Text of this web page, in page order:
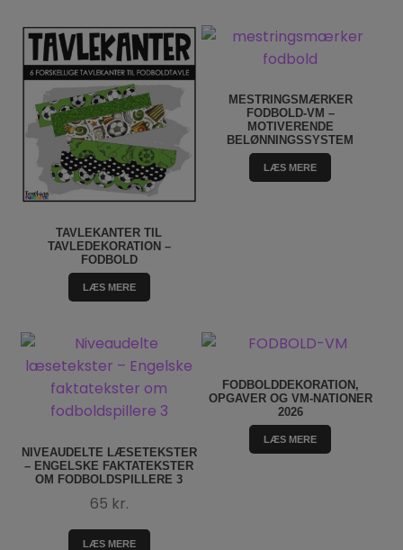
TAVLEKANTER TIL
TAVLEDEKORATION –
FODBOLD
LÆS MERE
MESTRINGSMÆRKER
FODBOLD-VM –
MOTIVERENDE
BELØNNINGSSYSTEM
LÆS MERE
NIVEAUDELTE LÆSETEKSTER
– ENGELSKE FAKTATEKSTER
OM FODBOLDSPILLERE 3
65 kr.
LÆS MERE
FODBOLDDEKORATION,
OPGAVER OG VM-NATIONER
2026
LÆS MERE